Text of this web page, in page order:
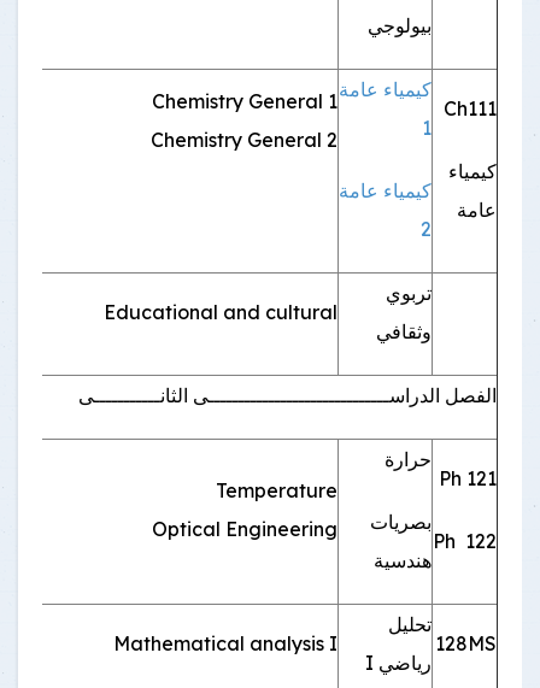
بيولوجي
Ch111
كيمياء
عامة
كيمياء عامة
1
كيمياء عامة
2
Chemistry General 1
Chemistry General 2
تربوي
وثقافي
Educational and cultural
الفصل الدراســــــــــــــــــــــــــــــى الثانـــــــــــى
Ph 121
122 Ph
حرارة
بصريات
هندسية
Temperature
Optical Engineering
128MS
تحليل
رياضي I
Mathematical analysis I